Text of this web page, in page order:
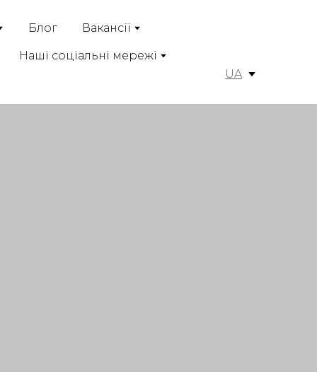
Блог Вакансії
Наші соціальні мережі
UA